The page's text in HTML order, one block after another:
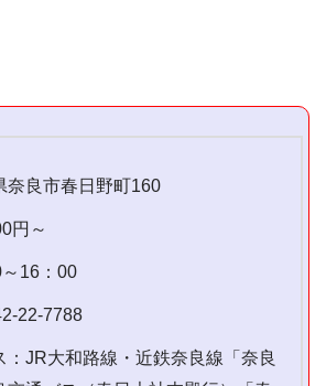
奈良市春日野町160
円～
16：00
22-7788
：JR大和路線・近鉄奈良線「奈良